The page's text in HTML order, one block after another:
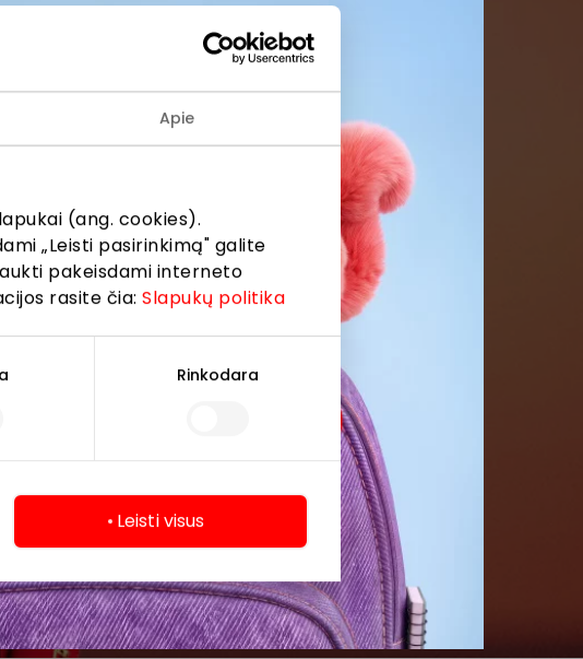
Apie
(ang. cookies).
„Leisti pasirinkimą" galite
pakeisdami interneto
rasite čia:Slapukų politika
Rinkodara
Leisti visus
informaciją iš